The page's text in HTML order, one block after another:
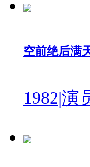
空前绝后满
1982|演